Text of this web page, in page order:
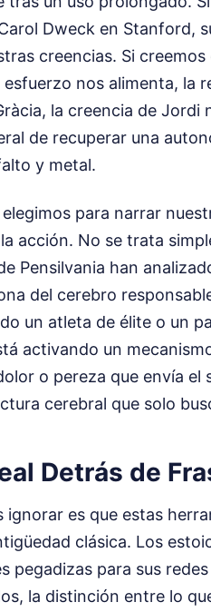
Dweck en Stanford,
creencias. Si
esfuerzo nos alimenta, la
la creencia de Jordi
de recuperar una
y metal.
elegimos para narrar
acción. No se trata
Pensilvania han
del cerebro
un atleta de élite o un
activando un
o pereza que envía
cerebral que solo
Detrás de
ignorar es que estas
clásica. Los
pegadizas para sus
la distinción entre lo